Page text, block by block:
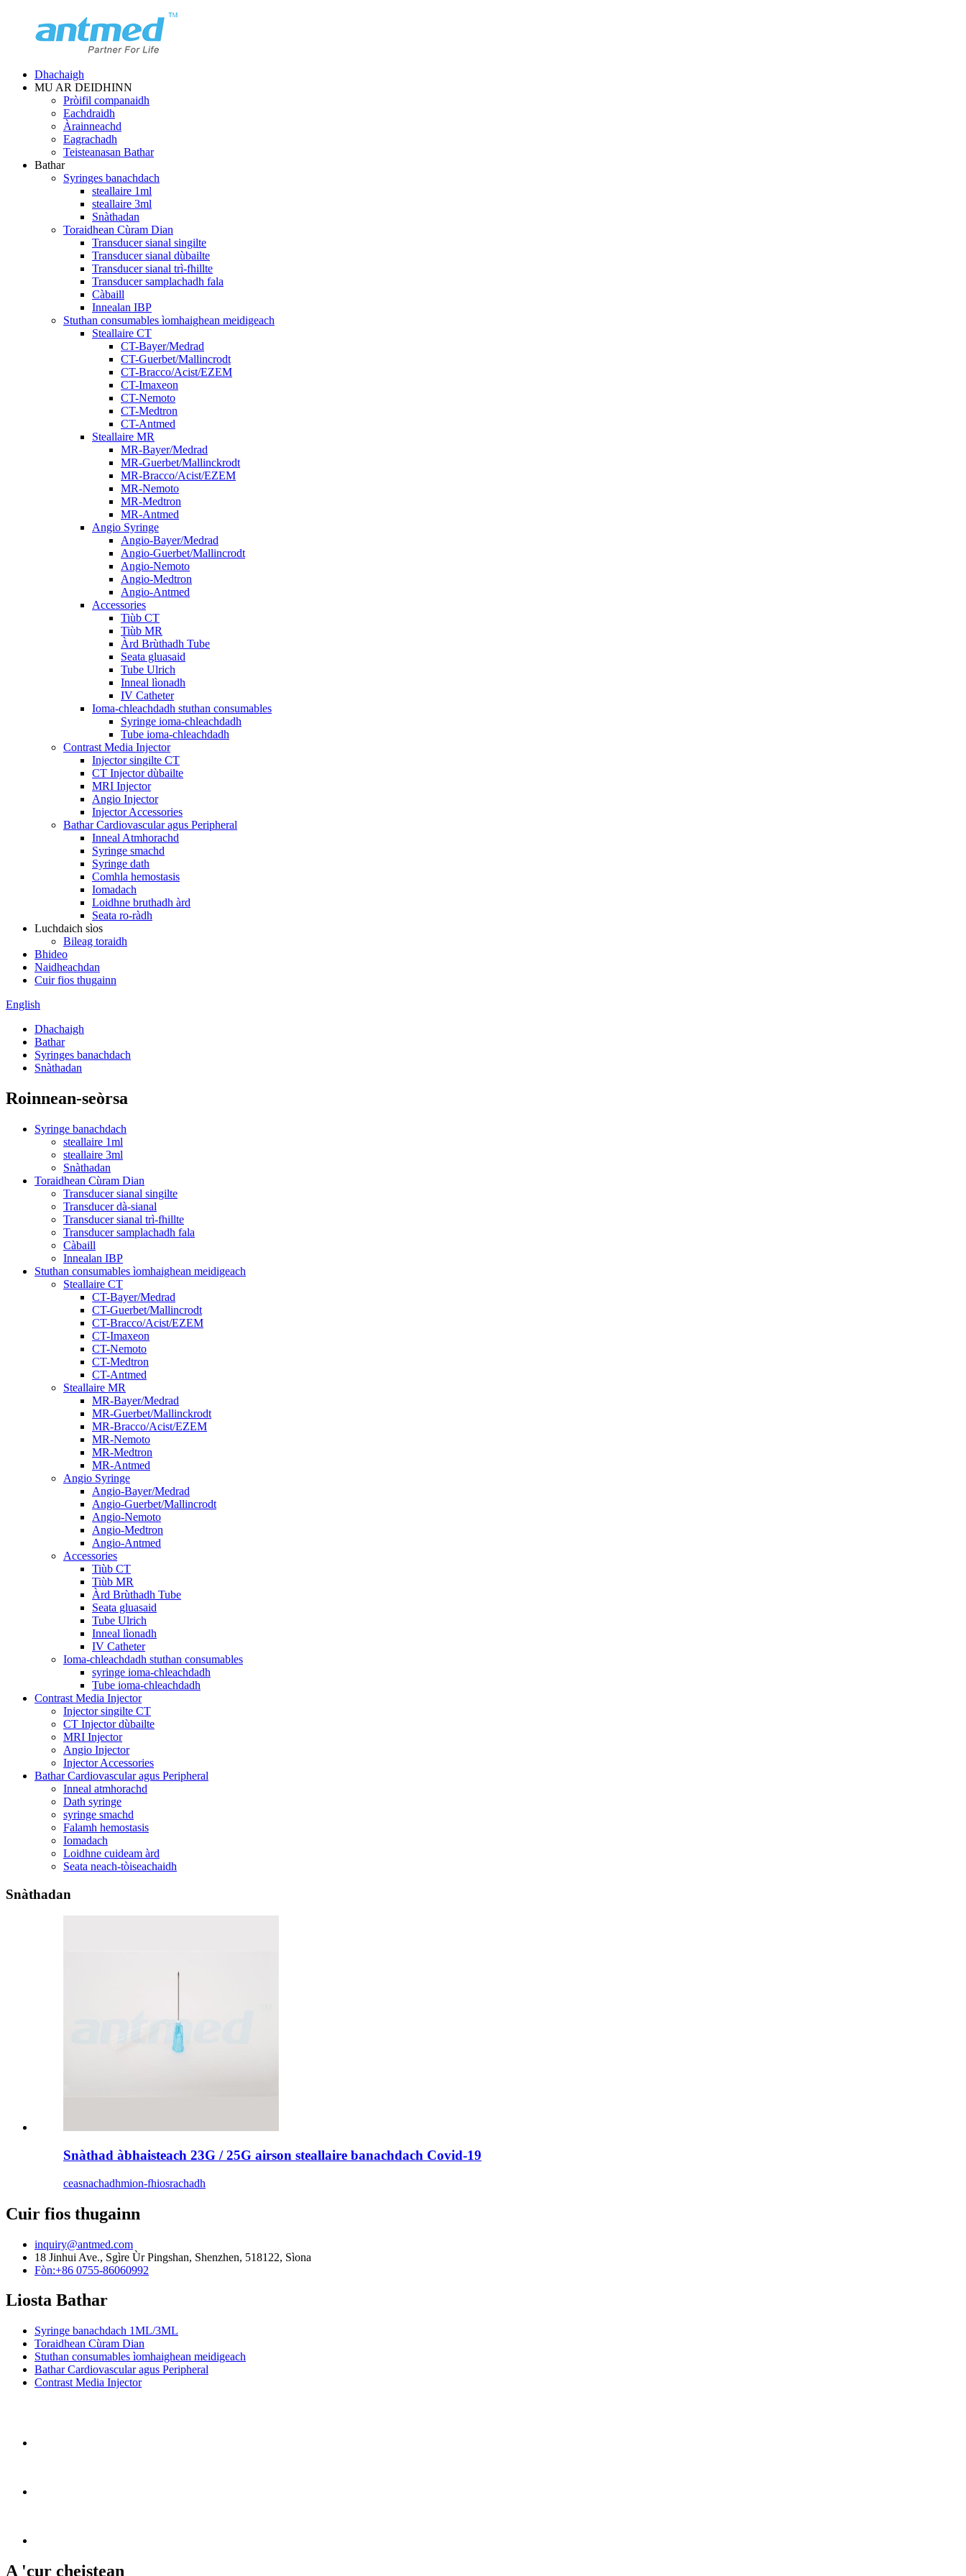
Dhachaigh
MU AR DEIDHINN
Pròifil companaidh
Eachdraidh
Àrainneachd
Eagrachadh
Teisteanasan Bathar
Bathar
Syringes banachdach
steallaire 1ml
steallaire 3ml
Snàthadan
Toraidhean Cùram Dian
Transducer sianal singilte
Transducer sianal dùbailte
Transducer sianal trì-fhillte
Transducer samplachadh fala
Càbaill
Innealan IBP
Stuthan consumables ìomhaighean meidigeach
Steallaire CT
CT-Bayer/Medrad
CT-Guerbet/Mallincrodt
CT-Bracco/Acist/EZEM
CT-Imaxeon
CT-Nemoto
CT-Medtron
CT-Antmed
Steallaire MR
MR-Bayer/Medrad
MR-Guerbet/Mallinckrodt
MR-Bracco/Acist/EZEM
MR-Nemoto
MR-Medtron
MR-Antmed
Angio Syringe
Angio-Bayer/Medrad
Angio-Guerbet/Mallincrodt
Angio-Nemoto
Angio-Medtron
Angio-Antmed
Accessories
Tiùb CT
Tiùb MR
Àrd Brùthadh Tube
Seata gluasaid
Tube Ulrich
Inneal lìonadh
IV Catheter
Ioma-chleachdadh stuthan consumables
Syringe ioma-chleachdadh
Tube ioma-chleachdadh
Contrast Media Injector
Injector singilte CT
CT Injector dùbailte
MRI Injector
Angio Injector
Injector Accessories
Bathar Cardiovascular agus Peripheral
Inneal Atmhorachd
Syringe smachd
Syringe dath
Comhla hemostasis
Iomadach
Loidhne bruthadh àrd
Seata ro-ràdh
Luchdaich sìos
Bileag toraidh
Bhideo
Naidheachdan
Cuir fios thugainn
English
Dhachaigh
Bathar
Syringes banachdach
Snàthadan
Roinnean-seòrsa
Syringe banachdach
steallaire 1ml
steallaire 3ml
Snàthadan
Toraidhean Cùram Dian
Transducer sianal singilte
Transducer dà-sianal
Transducer sianal trì-fhillte
Transducer samplachadh fala
Càbaill
Innealan IBP
Stuthan consumables ìomhaighean meidigeach
Steallaire CT
CT-Bayer/Medrad
CT-Guerbet/Mallincrodt
CT-Bracco/Acist/EZEM
CT-Imaxeon
CT-Nemoto
CT-Medtron
CT-Antmed
Steallaire MR
MR-Bayer/Medrad
MR-Guerbet/Mallinckrodt
MR-Bracco/Acist/EZEM
MR-Nemoto
MR-Medtron
MR-Antmed
Angio Syringe
Angio-Bayer/Medrad
Angio-Guerbet/Mallincrodt
Angio-Nemoto
Angio-Medtron
Angio-Antmed
Accessories
Tiùb CT
Tiùb MR
Àrd Brùthadh Tube
Seata gluasaid
Tube Ulrich
Inneal lìonadh
IV Catheter
Ioma-chleachdadh stuthan consumables
syringe ioma-chleachdadh
Tube ioma-chleachdadh
Contrast Media Injector
Injector singilte CT
CT Injector dùbailte
MRI Injector
Angio Injector
Injector Accessories
Bathar Cardiovascular agus Peripheral
Inneal atmhorachd
Dath syringe
syringe smachd
Falamh hemostasis
Iomadach
Loidhne cuideam àrd
Seata neach-tòiseachaidh
Snàthadan
Snàthad àbhaisteach 23G / 25G airson steallaire banachdach Covid-19
ceasnachadhmion-fhiosrachadh
Cuir fios thugainn
inquiry@antmed.com
18 Jinhui Ave., Sgìre Ùr Pingshan, Shenzhen, 518122, Sìona
Fòn:+86 0755-86060992
Liosta Bathar
Syringe banachdach 1ML/3ML
Toraidhean Cùram Dian
Stuthan consumables ìomhaighean meidigeach
Bathar Cardiovascular agus Peripheral
Contrast Media Injector
A 'cur cheistean